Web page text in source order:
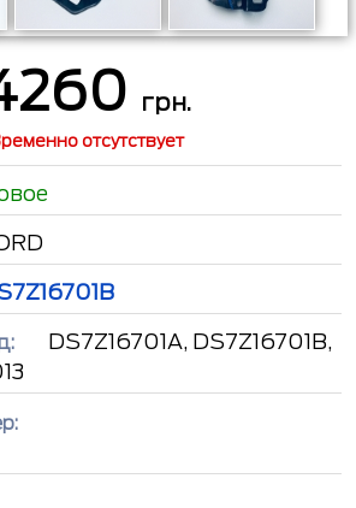
грн.
отсутствует
DS7Z16701A, DS7Z16701B,